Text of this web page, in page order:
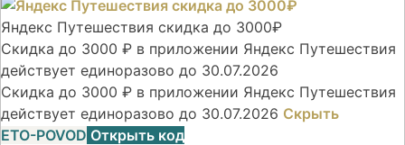
Яндекс Путешествия скидка до 3000₽
Скидка до 3000 ₽ в приложении Яндекс Путешествия
действует единоразово до 30.07.2026
Скидка до 3000 ₽ в приложении Яндекс Путешествия
действует единоразово до 30.07.2026 Скрыть
ETO-POVOD Открыть код